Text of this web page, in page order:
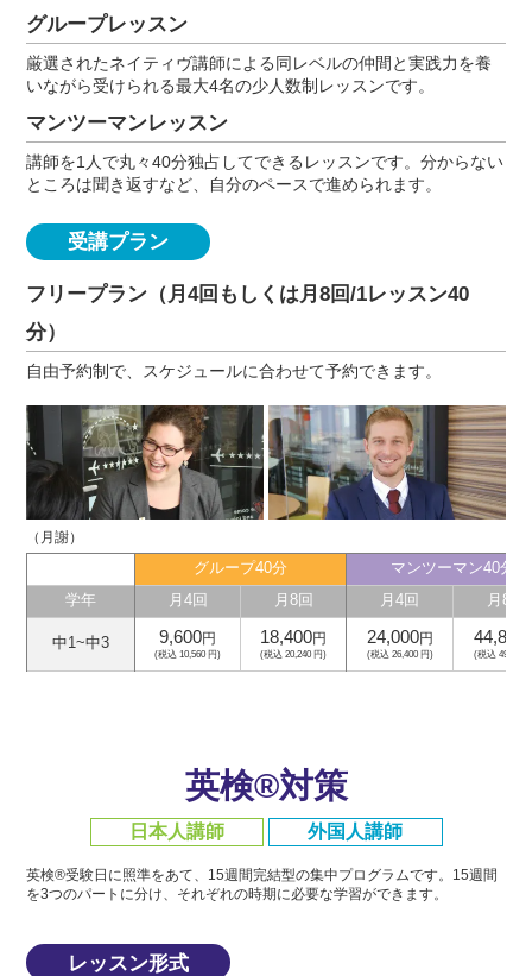
グループレッスン
厳選されたネイティヴ講師による同レベルの仲間と実践力を養
いながら受けられる最大4名の少人数制レッスンです。
マンツーマンレッスン
講師を1人で丸々40分独占してできるレッスンです。分からない
ところは聞き返すなど、自分のペースで進められます。
受講プラン
フリープラン（月4回もしくは月8回/1レッスン40
分）
自由予約制で、スケジュールに合わせて予約できます。
（月謝）
グループ40分
マンツーマン40分
学年
月4回 月8回 月4回 月8回
中1~中3 9,600円
(税込 10,560 円)
18,400円
(税込 20,240 円)
24,000円
(税込 26,400 円)
44,800
(税込 49,280
英検®対策
日本人講師 外国人講師
英検®受験日に照準をあて、15週間完結型の集中プログラムです。 15週間
を3つのパートに分け、それぞれの時期に必要な学習ができます。
レッスン形式